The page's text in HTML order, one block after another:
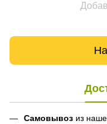
Самовывоз из